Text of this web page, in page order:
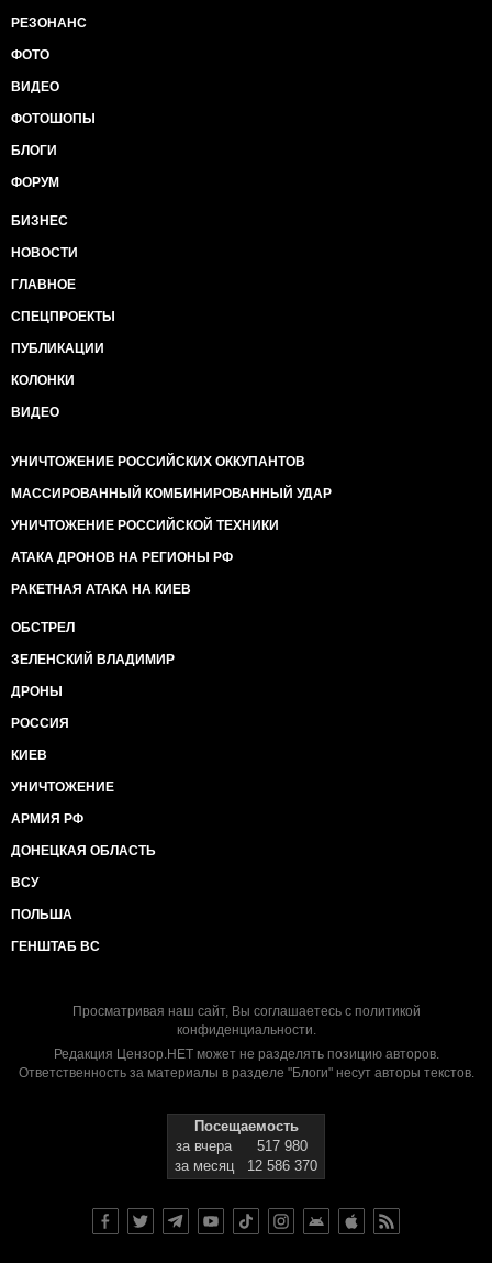
РЕЗОНАНС
ФОТО
ВИДЕО
ФОТОШОПЫ
БЛОГИ
ФОРУМ
БИЗНЕС
НОВОСТИ
ГЛАВНОЕ
СПЕЦПРОЕКТЫ
ПУБЛИКАЦИИ
КОЛОНКИ
ВИДЕО
УНИЧТОЖЕНИЕ РОССИЙСКИХ ОККУПАНТОВ
МАССИРОВАННЫЙ КОМБИНИРОВАННЫЙ УДАР
УНИЧТОЖЕНИЕ РОССИЙСКОЙ ТЕХНИКИ
АТАКА ДРОНОВ НА РЕГИОНЫ РФ
РАКЕТНАЯ АТАКА НА КИЕВ
ОБСТРЕЛ
ЗЕЛЕНСКИЙ ВЛАДИМИР
ДРОНЫ
РОССИЯ
КИЕВ
УНИЧТОЖЕНИЕ
АРМИЯ РФ
ДОНЕЦКАЯ ОБЛАСТЬ
ВСУ
ПОЛЬША
ГЕНШТАБ ВС
Просматривая наш сайт, Вы соглашаетесь с политикой
конфиденциальности.
Редакция Цензор.НЕТ может не разделять позицию авторов.
Ответственность за материалы в разделе "Блоги" несут авторы текстов.
Посещаемость
за вчера
517 980
за месяц
12 586 370